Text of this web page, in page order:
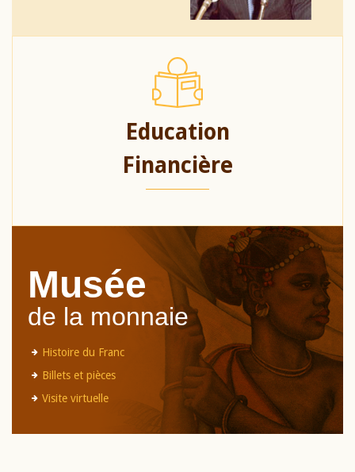
Education
Financière
Musée
de la monnaie
Histoire du Franc
Billets et pièces
Visite virtuelle